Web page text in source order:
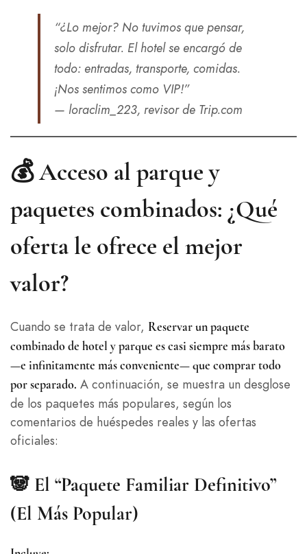
“¿Lo mejor? No tuvimos que pensar,
solo disfrutar. El hotel se encargó de
todo: entradas, transporte, comidas.
¡Nos sentimos como VIP!”
— loraclim_223, revisor de Trip.com
💰 Acceso al parque y
paquetes combinados: ¿Qué
oferta le ofrece el mejor
valor?
Cuando se trata de valor, Reservar un paquete
combinado de hotel y parque es casi siempre más barato
—e infinitamente más conveniente— que comprar todo
por separado. A continuación, se muestra un desglose
de los paquetes más populares, según los
comentarios de huéspedes reales y las ofertas
oficiales:
🐼 El “Paquete Familiar Definitivo”
(El Más Popular)